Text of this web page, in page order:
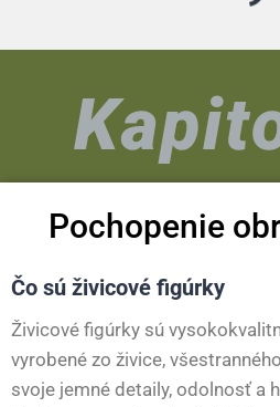
Pochopenie
Čo sú živicové figúrky
Živicové figúrky sú
vyrobené zo živice,
svoje jemné detaily, odolnosť a